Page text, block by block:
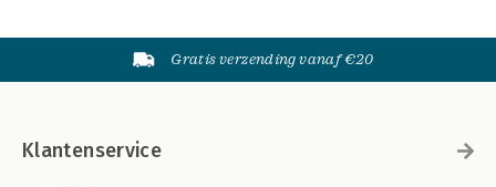
Gratis verzending vanaf €20
Klantenservice